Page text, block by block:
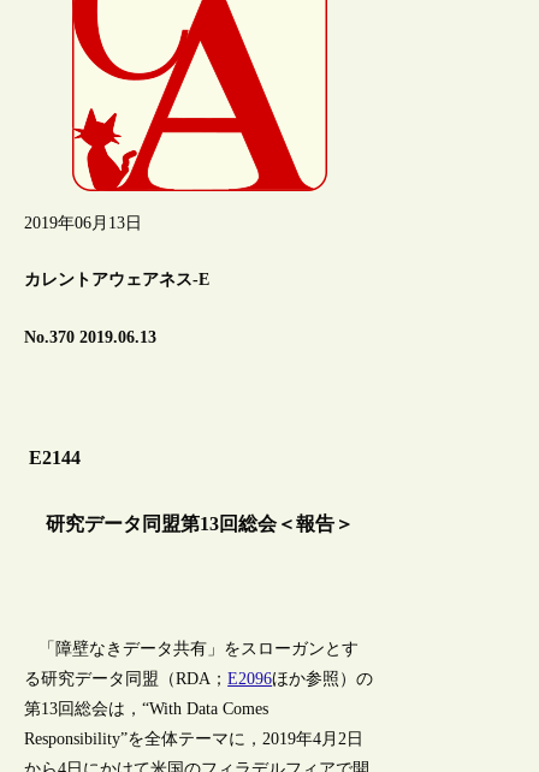
2019年06月13日
カレントアウェアネス-E
No.370 2019.06.13
E2144
研究データ同盟第13回総会＜報告＞
「障壁なきデータ共有」をスローガンとす
る研究データ同盟（RDA；E2096ほか参照）の
第13回総会は，“With Data Comes
Responsibility”を全体テーマに，2019年4月2日